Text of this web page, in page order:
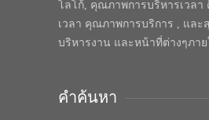
โลโก้, คุณภาพการบริหารเวลา
เวลา คุณภาพการบริการ , แล
บริหารงาน และหน้าที่ต่างๆภาย
คำค้นหา